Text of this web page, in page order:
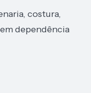
costura,
dependência